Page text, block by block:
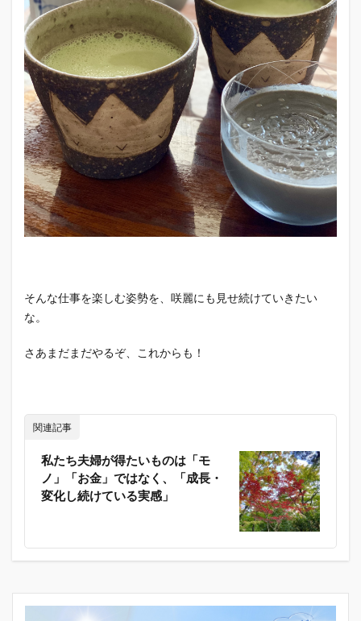
そんな仕事を楽しむ姿勢を、咲麗にも見せ続けていきたい
な。
さあまだまだやるぞ、これからも！
関連記事
私たち夫婦が得たいものは「モ
ノ」「お金」ではなく、「成長・
変化し続けている実感」